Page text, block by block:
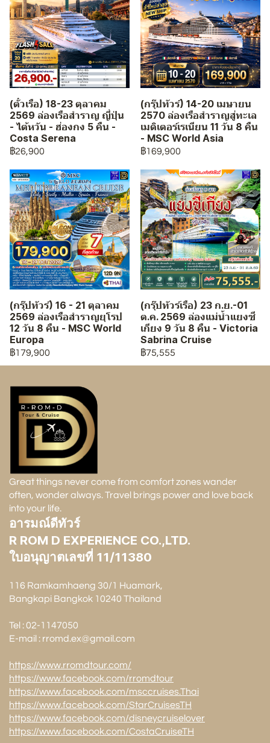
(ตั๋วเรือ) 18-23 ตุลาคม
2569 ล่องเรือสำราญ ญี่ปุ่น
- ไต้หวัน - ฮ่องกง 5 คืน -
Costa Serena
฿26,900
(กรุ๊ปทัวร์) 14-20 เมษายน
2570 ล่องเรือสำราญสู่ทะเล
เมดิเตอร์เรเนียน 11 วัน 8 คืน
- MSC World Asia
฿169,900
(กรุ๊ปทัวร์) 16 - 21 ตุลาคม
2569 ล่องเรือสำราญยุโรป
12 วัน 8 คืน - MSC World
Europa
฿179,900
(กรุ๊ปทัวร์เรือ) 23 ก.ย.-01
ต.ค. 2569 ล่องแม่น้ำแยงซี
เกียง 9 วัน 8 คืน - Victoria
Sabrina Cruise
฿75,555
Great things never come from comfort zones wander
often, wonder always. Travel brings power and love back
into your life.
อารมณ์ดีทัวร์
R ROM D EXPERIENCE CO.,LTD.
ใบอนุญาตเลขที่ 11/11380
116 Ramkamhaeng 30/1 Huamark,
Bangkapi Bangkok 10240 Thailand
Tel : 02-1147050
E-mail : rromd.ex@gmail.com
https://www.rromdtour.com/
https://www.facebook.com/rromdtour
https://www.facebook.com/msccruises.Thai
https://www.facebook.com/StarCruisesTH
https://www.facebook.com/disneycruiselover
https://www.facebook.com/CostaCruiseTH